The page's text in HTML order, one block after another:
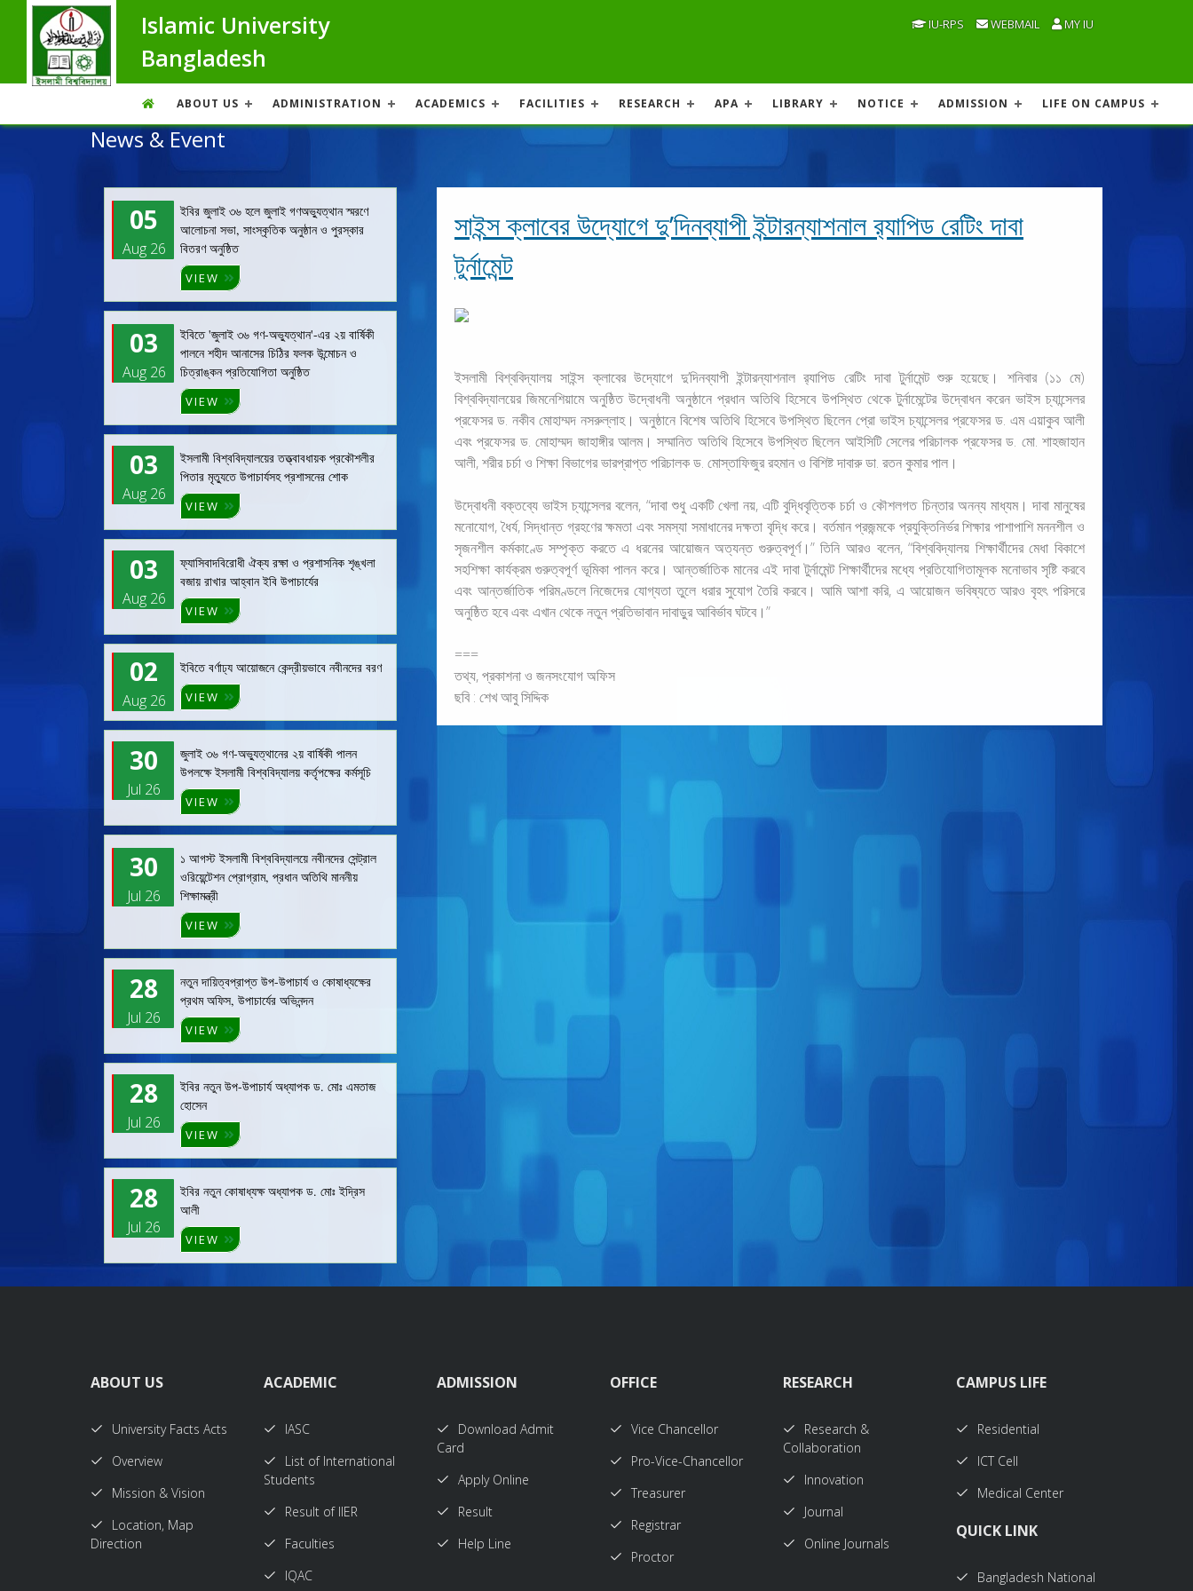
Islamic University
Bangladesh
IU-RPS WEBMAIL MY IU
ABOUT US ADMINISTRATION ACADEMICS FACILITIES RESEARCH APA LIBRARY NOTICE ADMISSION LIFE ON CAMPUS
News & Event
05
Aug 26
ইবির জুলাই ৩৬ হলে জুলাই গণঅভ্যুত্থান স্মরণে
আলোচনা সভা, সাংস্কৃতিক অনুষ্ঠান ও পুরস্কার
বিতরণ অনুষ্ঠিত
VIEW
03
Aug 26
ইবিতে 'জুলাই ৩৬ গণ-অভ্যুত্থান'-এর ২য় বার্ষিকী
পালনে শহীদ আনাসের চিঠির ফলক উন্মোচন ও
চিত্রাঙ্কন প্রতিযোগিতা অনুষ্ঠিত
VIEW
03
Aug 26
ইসলামী বিশ্ববিদ্যালয়ের তত্ত্বাবধায়ক প্রকৌশলীর
পিতার মৃত্যুতে উপাচার্যসহ প্রশাসনের শোক
VIEW
03
Aug 26
ফ্যাসিবাদবিরোধী ঐক্য রক্ষা ও প্রশাসনিক শৃঙ্খলা
বজায় রাখার আহ্বান ইবি উপাচার্যের
VIEW
02
Aug 26
ইবিতে বর্ণাঢ্য আয়োজনে কেন্দ্রীয়ভাবে নবীনদের বরণ
VIEW
30
Jul 26
জুলাই ৩৬ গণ-অভ্যুত্থানের ২য় বার্ষিকী পালন
উপলক্ষে ইসলামী বিশ্ববিদ্যালয় কর্তৃপক্ষের কর্মসূচি
VIEW
30
Jul 26
১ আগস্ট ইসলামী বিশ্ববিদ্যালয়ে নবীনদের সেন্ট্রাল
ওরিয়েন্টেশন প্রোগ্রাম, প্রধান অতিথি মাননীয়
শিক্ষামন্ত্রী
VIEW
28
Jul 26
নতুন দায়িত্বপ্রাপ্ত উপ-উপাচার্য ও কোষাধ্যক্ষের
প্রথম অফিস, উপাচার্যের অভিনন্দন
VIEW
28
Jul 26
ইবির নতুন উপ-উপাচার্য অধ্যাপক ড. মোঃ এমতাজ
হোসেন
VIEW
28
Jul 26
ইবির নতুন কোষাধ্যক্ষ অধ্যাপক ড. মোঃ ইদ্রিস
আলী
VIEW
সাইন্স ক্লাবের উদ্যোগে দু’দিনব্যাপী ইন্টারন্যাশনাল র‍্যাপিড রেটিং দাবা
টুর্নামেন্ট
ইসলামী বিশ্ববিদ্যালয় সাইন্স ক্লাবের উদ্যোগে দু’দিনব্যাপী ইন্টারন্যাশনাল র্যাপিড রেটিং দাবা টুর্নামেন্ট শুরু হয়েছে। শনিবার (১১ মে)
বিশ্ববিদ্যালয়ের জিমনেশিয়ামে অনুষ্ঠিত উদ্বোধনী অনুষ্ঠানে প্রধান অতিথি হিসেবে উপস্থিত থেকে টুর্নামেন্টের উদ্বোধন করেন ভাইস চ্যান্সেলর
প্রফেসর ড. নকীব মোহাম্মদ নসরুল্লাহ। অনুষ্ঠানে বিশেষ অতিথি হিসেবে উপস্থিত ছিলেন প্রো ভাইস চ্যান্সেলর প্রফেসর ড. এম এয়াকুব আলী
এবং প্রফেসর ড. মোহাম্মদ জাহাঙ্গীর আলম। সম্মানিত অতিথি হিসেবে উপস্থিত ছিলেন আইসিটি সেলের পরিচালক প্রফেসর ড. মো. শাহজাহান
আলী, শরীর চর্চা ও শিক্ষা বিভাগের ভারপ্রাপ্ত পরিচালক ড. মোস্তাফিজুর রহমান ও বিশিষ্ট দাবারু ডা. রতন কুমার পাল।
উদ্বোধনী বক্তব্যে ভাইস চ্যান্সেলর বলেন, “দাবা শুধু একটি খেলা নয়, এটি বুদ্ধিবৃত্তিক চর্চা ও কৌশলগত চিন্তার অনন্য মাধ্যম। দাবা মানুষের
মনোযোগ, ধৈর্য, সিদ্ধান্ত গ্রহণের ক্ষমতা এবং সমস্যা সমাধানের দক্ষতা বৃদ্ধি করে। বর্তমান প্রজন্মকে প্রযুক্তিনির্ভর শিক্ষার পাশাপাশি মননশীল ও
সৃজনশীল কর্মকাণ্ডে সম্পৃক্ত করতে এ ধরনের আয়োজন অত্যন্ত গুরুত্বপূর্ণ।” তিনি আরও বলেন, “বিশ্ববিদ্যালয় শিক্ষার্থীদের মেধা বিকাশে
সহশিক্ষা কার্যক্রম গুরুত্বপূর্ণ ভূমিকা পালন করে। আন্তর্জাতিক মানের এই দাবা টুর্নামেন্ট শিক্ষার্থীদের মধ্যে প্রতিযোগিতামূলক মনোভাব সৃষ্টি করবে
এবং আন্তর্জাতিক পরিমণ্ডলে নিজেদের যোগ্যতা তুলে ধরার সুযোগ তৈরি করবে। আমি আশা করি, এ আয়োজন ভবিষ্যতে আরও বৃহৎ পরিসরে
অনুষ্ঠিত হবে এবং এখান থেকে নতুন প্রতিভাবান দাবাড়ুর আবির্ভাব ঘটবে।”
===
তথ্য, প্রকাশনা ও জনসংযোগ অফিস
ছবি : শেখ আবু সিদ্দিক
ABOUT US
University Facts Acts
Overview
Mission & Vision
Location, Map
Direction
ACADEMIC
IASC
List of International
Students
Result of IIER
Faculties
IQAC
ADMISSION
Download Admit
Card
Apply Online
Result
Help Line
OFFICE
Vice Chancellor
Pro-Vice-Chancellor
Treasurer
Registrar
Proctor
RESEARCH
Research &
Collaboration
Innovation
Journal
Online Journals
CAMPUS LIFE
Residential
ICT Cell
Medical Center
QUICK LINK
Bangladesh National